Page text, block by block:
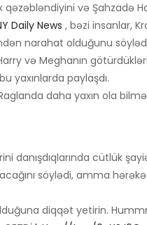
və Şahzadə
Daily News , bəzi insanlar,
narahat olduğunu
və Meghanın
yaxınlarda paylaşdı.
daha yaxın ola
danışdıqlarında cütlük
söylədi, amma
diqqət yetirin.